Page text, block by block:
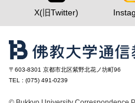
X(旧Twitter)
〒603-8301 京都市北区紫野北花ノ坊町96
TEL : (075) 491-0239